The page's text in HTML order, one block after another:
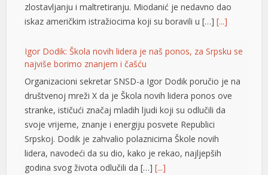
zlostavljanju i maltretiranju. Miodanić je nedavno dao
iskaz američkim istražiocima koji su boravili u […][...]
Igor Dodik: Škola novih lidera je naš ponos, za Srpsku se
najviše borimo znanjem i čašću
Organizacioni sekretar SNSD-a Igor Dodik poručio je na
društvenoj mreži X da je Škola novih lidera ponos ove
stranke, ističući značaj mladih ljudi koji su odlučili da
svoje vrijeme, znanje i energiju posvete Republici
Srpskoj. Dodik je zahvalio polaznicima Škole novih
lidera, navodeći da su dio, kako je rekao, najljepših
godina svog života odlučili da […][...]